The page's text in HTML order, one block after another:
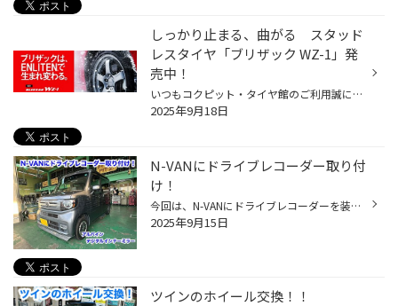
しっかり止まる、曲がる スタッド
レスタイヤ「ブリザック WZ-1」発
売中！
いつもコクピット・タイヤ館のご利用誠にありがとうございます。 今回は、9月より発売となった、商品設計基盤技術「ENLITEN」を搭載した, 乗用車用スタッドレスタイヤ「BLIZZAK WZ-1」についてご紹介いたします。 冬道の安心・安全を支える3つの特徴 しっかり止まる、曲がる「ブリザックWZ-1」の製...
2025年9月18日
N-VANにドライブレコーダー取り付
け！
今回は、N-VANにドライブレコーダーを装着したので紹介いたします 装着前 レジャーでお車を使われるので、荷物を載せると後ろが見えにくいとの事なので・・・ アルパインのデジタルインナーミラーに交換いたしました！ 車種専用モデルで10型のDVR-DM1046A-ICです。 これで後ろもくっきり見えますね...
2025年9月15日
ツインのホイール交換！！